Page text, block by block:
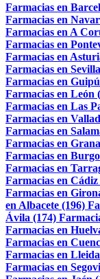
Farmacias en
Farmacias en
Farmacias en A
Farmacias en
Farmacias en
Farmacias en
Farmacias en
Farmacias en León
Farmacias en Las
Farmacias en
Farmacias en
Farmacias en
Farmacias en
Farmacias en
Farmacias en Cádiz
Farmacias en
en Albacete (196)
Ávila (174)
Farmacias en
Farmacias en
Farmacias en
Farmacias en